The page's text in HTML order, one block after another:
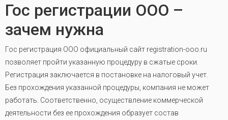
Гос регистрации ООО –
зачем нужна
Гос регистрация ООО официальный сайт registration-ooo.ru
позволяет пройти указанную процедуру в сжатые сроки.
Регистрация заключается в постановке на налоговый учет.
Без прохождения указанной процедуры, компания не может
работать. Соответственно, осуществление коммерческой
деятельности без ее прохождения образует состав